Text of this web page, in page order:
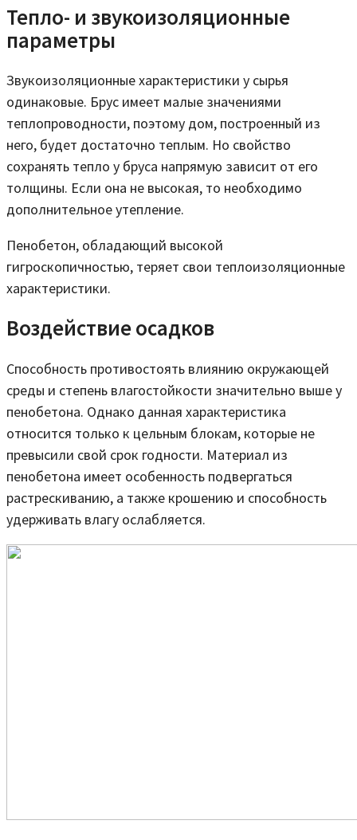
Тепло- и звукоизоляционные
параметры
Звукоизоляционные характеристики у сырья
одинаковые. Брус имеет малые значениями
теплопроводности, поэтому дом, построенный из
него, будет достаточно теплым. Но свойство
сохранять тепло у бруса напрямую зависит от его
толщины. Если она не высокая, то необходимо
дополнительное утепление.
Пенобетон, обладающий высокой
гигроскопичностью, теряет свои теплоизоляционные
характеристики.
Воздействие осадков
Способность противостоять влиянию окружающей
среды и степень влагостойкости значительно выше у
пенобетона. Однако данная характеристика
относится только к цельным блокам, которые не
превысили свой срок годности. Материал из
пенобетона имеет особенность подвергаться
растрескиванию, а также крошению и способность
удерживать влагу ослабляется.